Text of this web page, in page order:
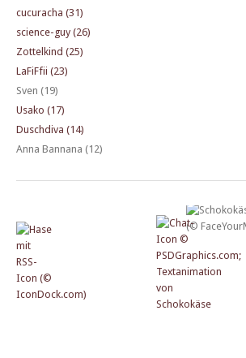
cucuracha (31)
science-guy (26)
Zottelkind (25)
LaFiFfii (23)
Sven (19)
Usako (17)
Duschdiva (14)
Anna Bannana (12)